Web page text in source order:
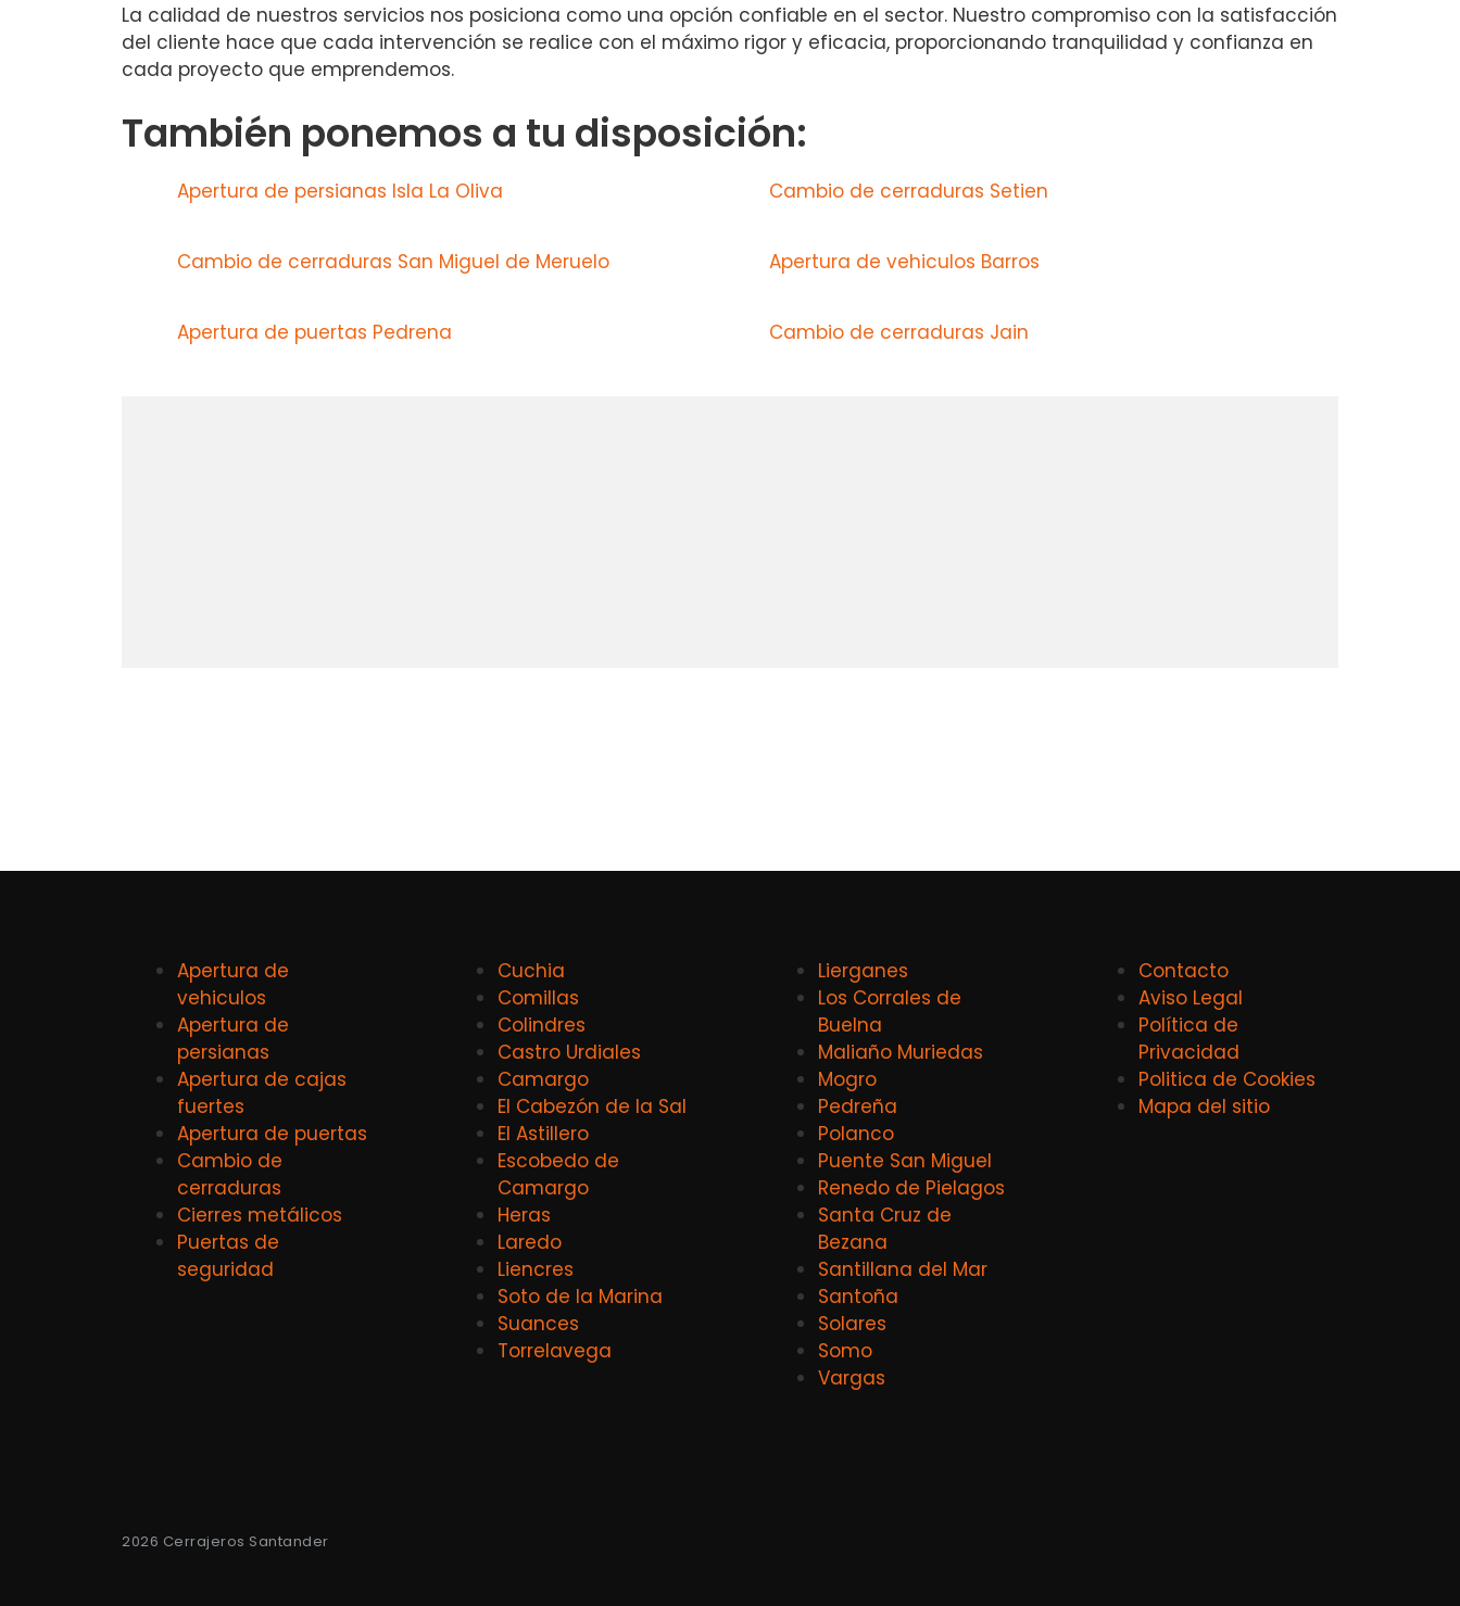
La calidad de nuestros servicios nos posiciona como una opción confiable en el sector. Nuestro compromiso con la satisfacción
del cliente hace que cada intervención se realice con el máximo rigor y eficacia, proporcionando tranquilidad y confianza en
cada proyecto que emprendemos.
También ponemos a tu disposición:
Apertura de persianas Isla La Oliva Cambio de cerraduras Setien
Cambio de cerraduras San Miguel de Meruelo Apertura de vehiculos Barros
Apertura de puertas Pedrena Cambio de cerraduras Jain
Apertura de
vehiculos
Apertura de
persianas
Apertura de cajas
fuertes
Apertura de puertas
Cambio de
cerraduras
Cierres metálicos
Puertas de
seguridad
Cuchia
Comillas
Colindres
Castro Urdiales
Camargo
El Cabezón de la Sal
El Astillero
Escobedo de
Camargo
Heras
Laredo
Liencres
Soto de la Marina
Suances
Torrelavega
Lierganes
Los Corrales de
Buelna
Maliaño Muriedas
Mogro
Pedreña
Polanco
Puente San Miguel
Renedo de Pielagos
Santa Cruz de
Bezana
Santillana del Mar
Santoña
Solares
Somo
Vargas
Contacto
Aviso Legal
Política de
Privacidad
Politica de Cookies
Mapa del sitio
2026 Cerrajeros Santander